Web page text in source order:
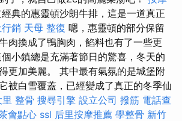
典的惠靈頓沙朗牛排，這是一道真正
銷 天母 整復 嗯，惠靈頓的部分保留
肉換成了鴨胸肉，餡料也有了一些更
小鎮總是充滿著節日的驚喜，冬天的
更加美麗。 其中最有氣氛的是城堡附
被白雪覆蓋，已經變成了真正的冬季仙
里 整骨 搜尋引擎 設立公司 撥筋 電話查
會點心 ssl 后里按摩推薦 學整骨 新竹